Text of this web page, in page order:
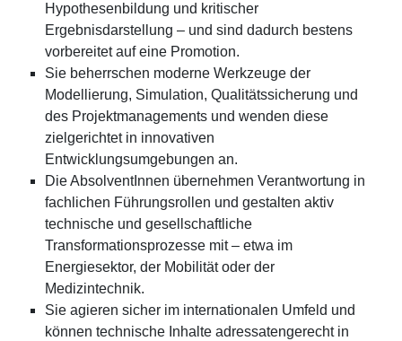
Hypothesenbildung und kritischer
Ergebnisdarstellung – und sind dadurch bestens
vorbereitet auf eine Promotion.
Sie beherrschen moderne Werkzeuge der
Modellierung, Simulation, Qualitätssicherung und
des Projektmanagements und wenden diese
zielgerichtet in innovativen
Entwicklungsumgebungen an.
Die AbsolventInnen übernehmen Verantwortung in
fachlichen Führungsrollen und gestalten aktiv
technische und gesellschaftliche
Transformationsprozesse mit – etwa im
Energiesektor, der Mobilität oder der
Medizintechnik.
Sie agieren sicher im internationalen Umfeld und
können technische Inhalte adressatengerecht in